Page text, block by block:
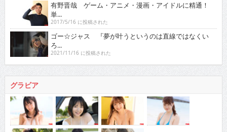
有野晋哉 ゲーム・アニメ・漫画・アイドルに精通！
単...
2017/5/16 に投稿された
ゴー☆ジャス 『夢が叶うというのは直線ではなくい
ろ...
2021/11/16 に投稿された
グラビア